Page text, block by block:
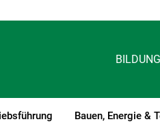
BILDUNG
Bauen, Energie &